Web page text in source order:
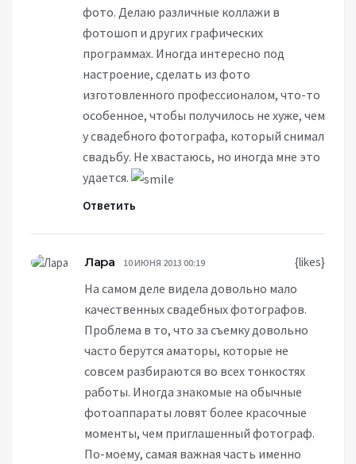
фото. Делаю различные коллажи в
фотошоп и других графических
программах. Иногда интересно под
настроение, сделать из фото
изготовленного профессионалом, что-то
особенное, чтобы получилось не хуже, чем
у свадебного фотографа, который снимал
свадьбу. Не хвастаюсь, но иногда мне это
удается.
Ответить
{likes}
Лара 10 ИЮНЯ 2013 00:19
На самом деле видела довольно мало
качественных свадебных фотографов.
Проблема в то, что за съемку довольно
часто берутся аматоры, которые не
совсем разбираются во всех тонкостях
работы. Иногда знакомые на обычные
фотоаппараты ловят более красочные
моменты, чем приглашенный фотограф.
По-моему, самая важная часть именно